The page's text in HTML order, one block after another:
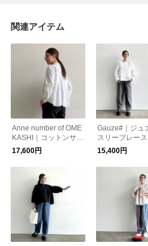
関連アイテム
Anne number of OME
KASHI｜コットンサテ
ンブラウス
17,600円
Gauze#｜ジュ
スリーブレース
ス
15,400円